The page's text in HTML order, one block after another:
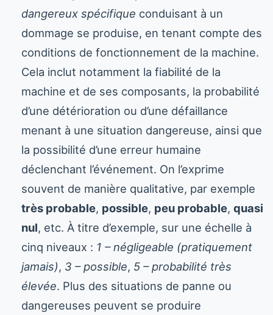
dangereux spécifique conduisant à un
dommage se produise, en tenant compte des
conditions de fonctionnement de la machine.
Cela inclut notamment la fiabilité de la
machine et de ses composants, la probabilité
d’une détérioration ou d’une défaillance
menant à une situation dangereuse, ainsi que
la possibilité d’une erreur humaine
déclenchant l’événement. On l’exprime
souvent de manière qualitative, par exemple
très probable, possible, peu probable,quasi
nul, etc. À titre d’exemple, sur une échelle à
cinq niveaux : 1 – négligeable (pratiquement
jamais), 3 – possible, 5 – probabilité très
élevée. Plus des situations de panne ou
dangereuses peuvent se produire